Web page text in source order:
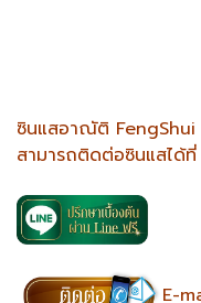
ซินแสอาณัติ
สามารถติดต่อซินแสได้ที่
E-